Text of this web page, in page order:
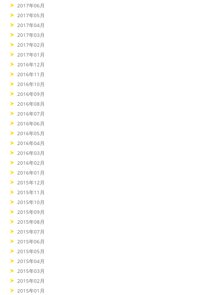
2017年06月
2017年05月
2017年04月
2017年03月
2017年02月
2017年01月
2016年12月
2016年11月
2016年10月
2016年09月
2016年08月
2016年07月
2016年06月
2016年05月
2016年04月
2016年03月
2016年02月
2016年01月
2015年12月
2015年11月
2015年10月
2015年09月
2015年08月
2015年07月
2015年06月
2015年05月
2015年04月
2015年03月
2015年02月
2015年01月